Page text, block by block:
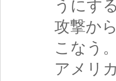
うにす
攻撃か
こなう
アメリ